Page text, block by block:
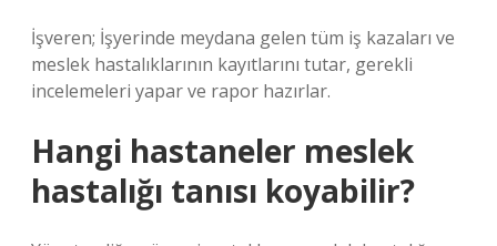
İşveren; İşyerinde meydana gelen tüm iş kazaları ve
meslek hastalıklarının kayıtlarını tutar, gerekli
incelemeleri yapar ve rapor hazırlar.
Hangi hastaneler meslek
hastalığı tanısı koyabilir?